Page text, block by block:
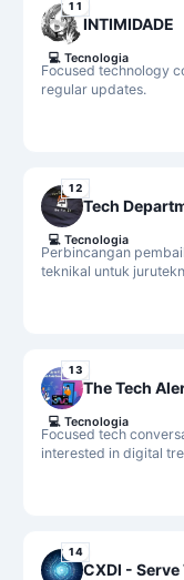
11
INTIMIDADE
Focused technology
regular updates.
💻 Tecnologia
12
Tech
Perbincangan
teknikal untuk
💻 Tecnologia
13
The Tech
Focused tech
interested in digital
💻 Tecnologia
14
CXDI -